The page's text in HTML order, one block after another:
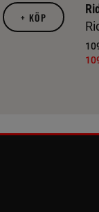
+ KÖP